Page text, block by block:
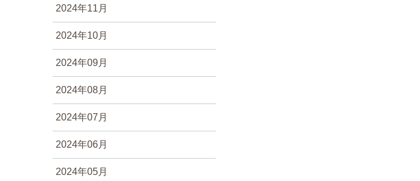
2024年11月
2024年10月
2024年09月
2024年08月
2024年07月
2024年06月
2024年05月